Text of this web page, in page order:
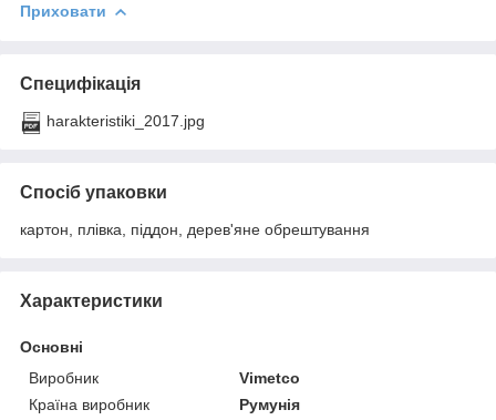
Приховати
Специфікація
harakteristiki_2017.jpg
Спосіб упаковки
картон, плівка, піддон, дерев'яне обрештування
Характеристики
Основні
Виробник
Vimetco
Країна виробник
Румунія